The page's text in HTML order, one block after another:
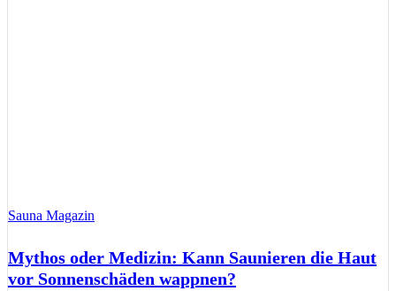
Sauna Magazin
Mythos oder Medizin: Kann Saunieren die Haut
vor Sonnenschäden wappnen?